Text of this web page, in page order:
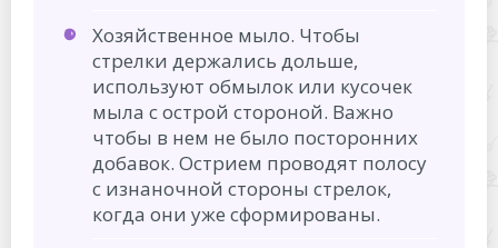
Хозяйственное мыло. Чтобы
стрелки держались дольше,
используют обмылок или кусочек
мыла с острой стороной. Важно
чтобы в нем не было посторонних
добавок. Острием проводят полосу
с изнаночной стороны стрелок,
когда они уже сформированы.